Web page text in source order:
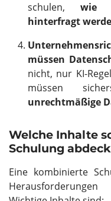
schulen, wie
hinterfragt
müssen
nicht, nur KI-
müssen
unrechtmäßige
Welche Inhalte
Schulung
Eine kombinierte